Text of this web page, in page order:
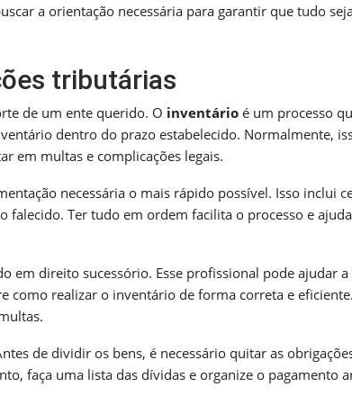
a orientação necessária para garantir que tudo
tributárias
de um ente querido. O inventário é um processo
dentro do prazo estabelecido. Normalmente,
em multas e complicações legais.
necessária o mais rápido possível. Isso inclui
Ter tudo em ordem facilita o processo e
em direito sucessório. Esse profissional pode ajudar
como realizar o inventário de forma correta e
de dividir os bens, é necessário quitar as
faça uma lista das dívidas e organize o pagamento